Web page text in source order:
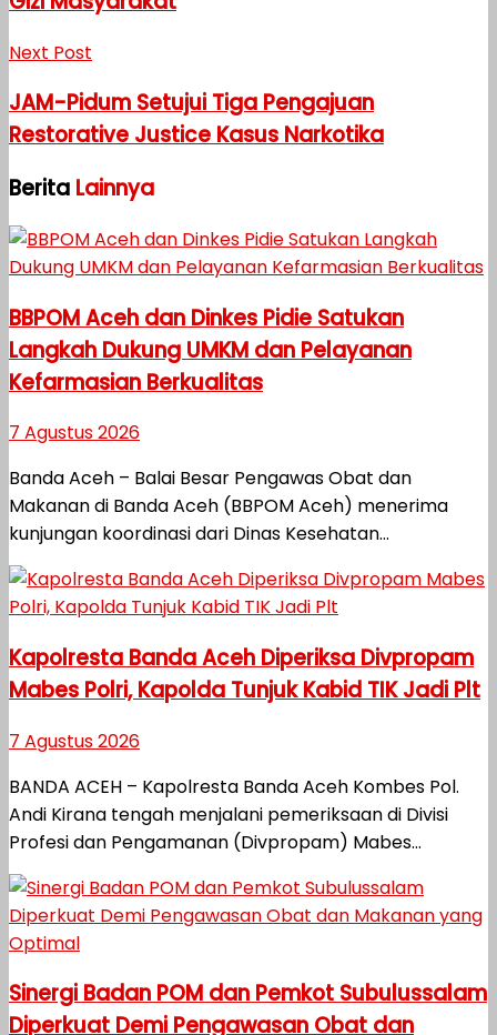
Next Post
JAM-Pidum Setujui Tiga Pengajuan
Restorative Justice Kasus Narkotika
Berita Lainnya
BBPOM Aceh dan Dinkes Pidie Satukan
Langkah Dukung UMKM dan Pelayanan
Kefarmasian Berkualitas
7 Agustus 2026
Banda Aceh – Balai Besar Pengawas Obat dan
Makanan di Banda Aceh (BBPOM Aceh) menerima
kunjungan koordinasi dari Dinas Kesehatan...
Kapolresta Banda Aceh Diperiksa Divpropam
Mabes Polri, Kapolda Tunjuk Kabid TIK Jadi Plt
7 Agustus 2026
BANDA ACEH – Kapolresta Banda Aceh Kombes Pol.
Andi Kirana tengah menjalani pemeriksaan di Divisi
Profesi dan Pengamanan (Divpropam) Mabes...
Sinergi Badan POM dan Pemkot Subulussalam
Diperkuat Demi Pengawasan Obat dan